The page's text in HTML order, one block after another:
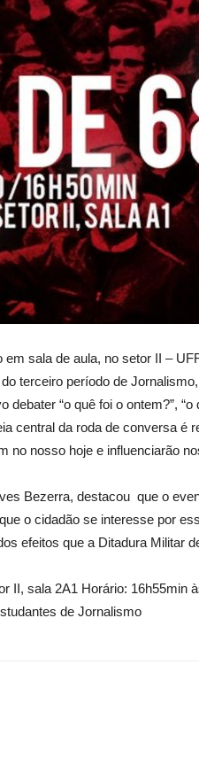
sala de aula, no setor II –
terceiro período de
“o quê foi o ontem?”, “o
central da roda de conversa é
no nosso hoje e influenciarão
Bezerra, destacou que o
o cidadão se interesse por
efeitos que a Ditadura Militar
II, sala 2A1 Horário: 16h55min
de Jornalismo